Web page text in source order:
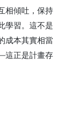
相傾吐，保持
學習。這不是
成本其實相當
這正是計畫存